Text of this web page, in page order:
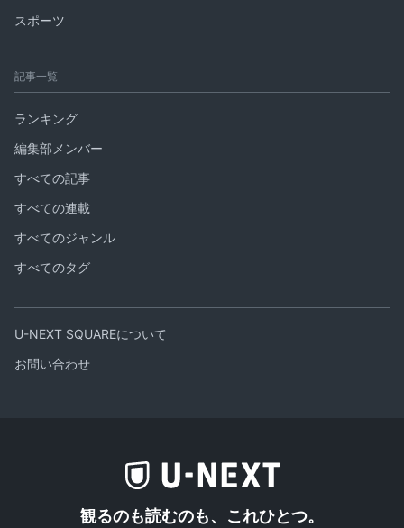
スポーツ
記事一覧
ランキング
編集部メンバー
すべての記事
すべての連載
すべてのジャンル
すべてのタグ
U-NEXT SQUAREについて
お問い合わせ
観るのも読むのも、これひとつ。